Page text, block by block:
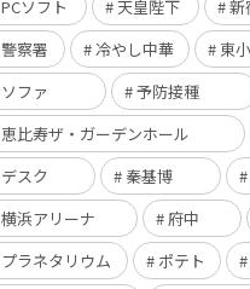
PCソフト
天皇陛下 新
警察署
冷やし中華 東
ソファ
予防接種
恵比寿ザ・ガーデンホール
デスク
秦基博
横浜アリーナ
府中
プラネタリウム
ポテト